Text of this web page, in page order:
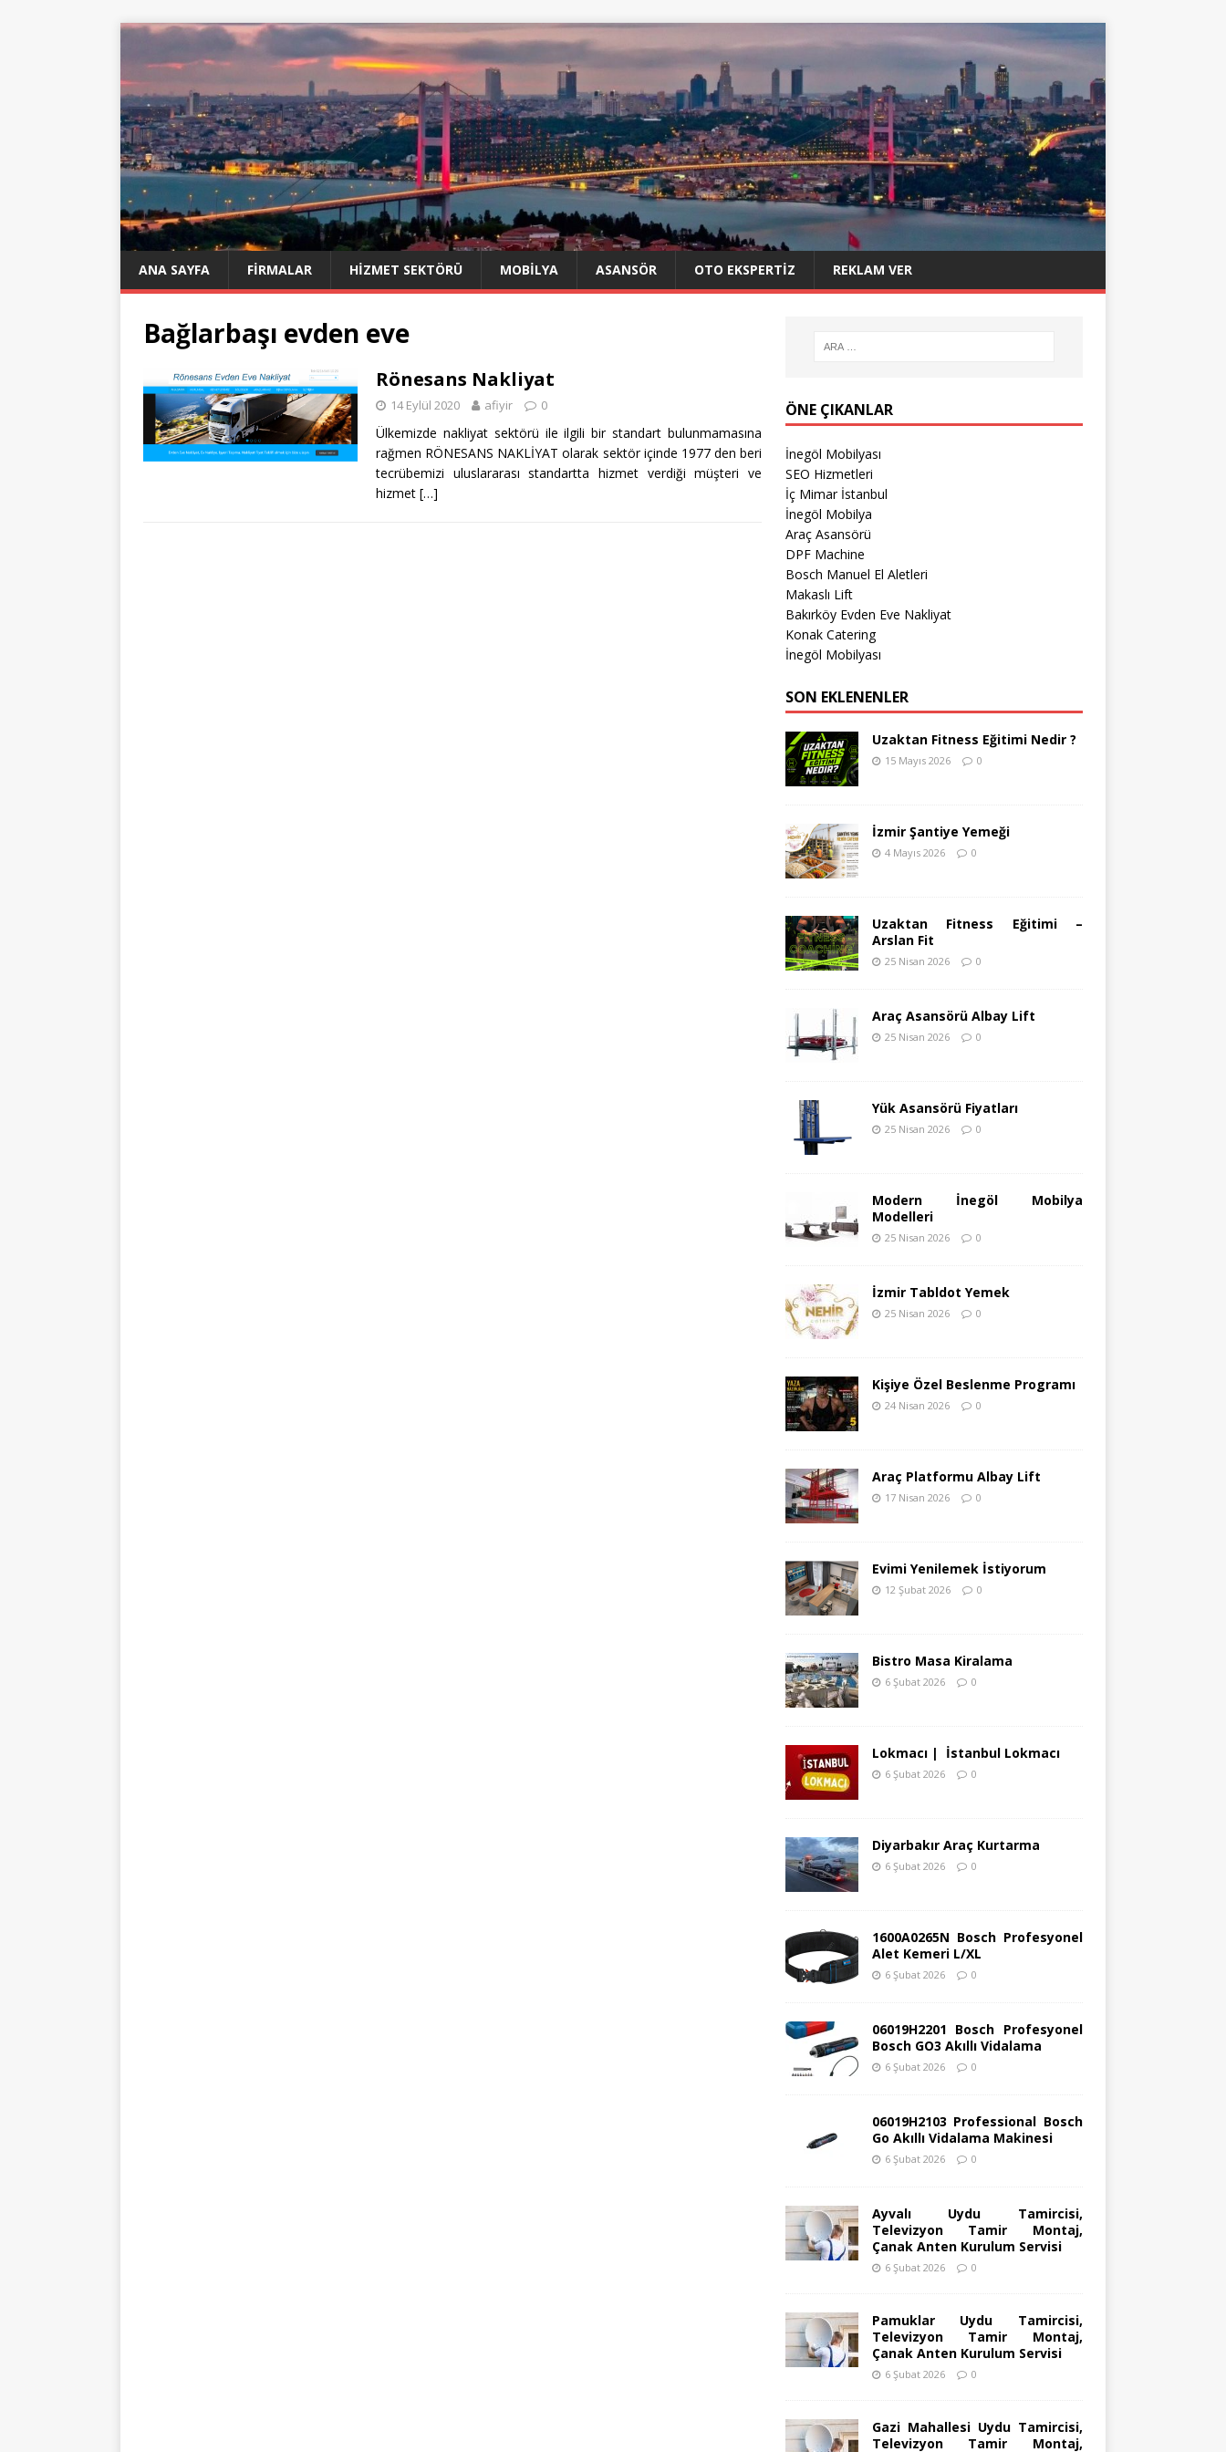
ANA SAYFA FIRMALAR HIZMET SEKTÖRÜ MOBILYA ASANSÖR OTO EKSPERTIZ REKLAM VER
Bağlarbaşı evden eve
Rönesans Nakliyat
14 Eylül 2020 afiyir 0
Ülkemizde nakliyat sektörü ile ilgili bir standart bulunmamasına
rağmen RÖNESANS NAKLİYAT olarak sektör içinde 1977 den beri
tecrübemizi uluslararası standartta hizmet verdiği müşteri ve
hizmet […]
ÖNE ÇIKANLAR
İnegöl Mobilyası
SEO Hizmetleri
İç Mimar İstanbul
İnegöl Mobilya
Araç Asansörü
DPF Machine
Bosch Manuel El Aletleri
Makaslı Lift
Bakırköy Evden Eve Nakliyat
Konak Catering
İnegöl Mobilyası
SON EKLENENLER
Uzaktan Fitness Eğitimi Nedir ?
15 Mayıs 2026 0
İzmir Şantiye Yemeği
4 Mayıs 2026 0
Uzaktan Fitness Eğitimi –
Arslan Fit
25 Nisan 2026 0
Araç Asansörü Albay Lift
25 Nisan 2026 0
Yük Asansörü Fiyatları
25 Nisan 2026 0
Modern İnegöl Mobilya
Modelleri
25 Nisan 2026 0
İzmir Tabldot Yemek
25 Nisan 2026 0
Kişiye Özel Beslenme Programı
24 Nisan 2026 0
Araç Platformu Albay Lift
17 Nisan 2026 0
Evimi Yenilemek İstiyorum
12 Şubat 2026 0
Bistro Masa Kiralama
6 Şubat 2026 0
Lokmacı | İstanbul Lokmacı
6 Şubat 2026 0
Diyarbakır Araç Kurtarma
6 Şubat 2026 0
1600A0265N Bosch Profesyonel
Alet Kemeri L/XL
6 Şubat 2026 0
06019H2201 Bosch Profesyonel
Bosch GO3 Akıllı Vidalama
6 Şubat 2026 0
06019H2103 Professional Bosch
Go Akıllı Vidalama Makinesi
6 Şubat 2026 0
Ayvalı Uydu Tamircisi,
Televizyon Tamir Montaj,
Çanak Anten Kurulum Servisi
6 Şubat 2026 0
Pamuklar Uydu Tamircisi,
Televizyon Tamir Montaj,
Çanak Anten Kurulum Servisi
6 Şubat 2026 0
Gazi Mahallesi Uydu Tamircisi,
Televizyon Tamir Montaj,